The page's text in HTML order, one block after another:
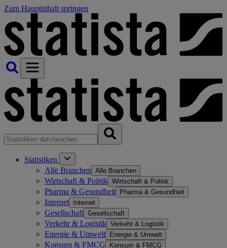
Zum Hauptinhalt springen
Statistiken
Alle Branchen Alle Branchen
Wirtschaft & Politik Wirtschaft & Politik
Pharma & Gesundheit Pharma & Gesundheit
Internet Internet
Gesellschaft Gesellschaft
Verkehr & Logistik Verkehr & Logistik
Energie & Umwelt Energie & Umwelt
Konsum & FMCG Konsum & FMCG